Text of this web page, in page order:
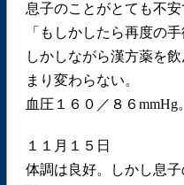
息子のことがとても不安
「もしかしたら再度の
しかしながら漢方薬を
まり変わらない。
血圧１６０／８６mmHg
１１月１５日
体調は良好。しかし息